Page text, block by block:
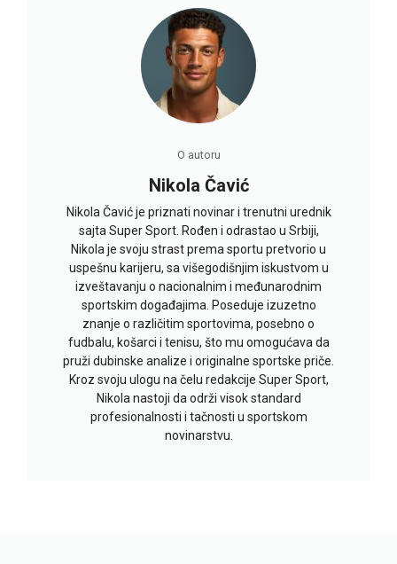
O autoru
Nikola Čavić
Nikola Čavić je priznati novinar i trenutni urednik
sajta Super Sport. Rođen i odrastao u Srbiji,
Nikola je svoju strast prema sportu pretvorio u
uspešnu karijeru, sa višegodišnjim iskustvom u
izveštavanju o nacionalnim i međunarodnim
sportskim događajima. Poseduje izuzetno
znanje o različitim sportovima, posebno o
fudbalu, košarci i tenisu, što mu omogućava da
pruži dubinske analize i originalne sportske priče.
Kroz svoju ulogu na čelu redakcije Super Sport,
Nikola nastoji da održi visok standard
profesionalnosti i tačnosti u sportskom
novinarstvu.